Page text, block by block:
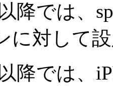
降では、
に対して
降では、